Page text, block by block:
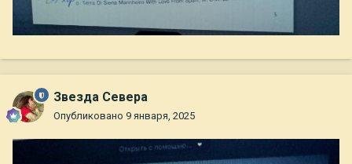
Звезда Севера
Опубликовано 9 января, 2025